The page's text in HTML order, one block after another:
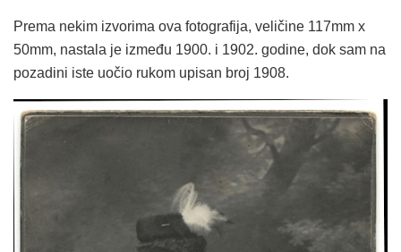
Prema nekim izvorima ova fotografija, veličine 117mm x
50mm, nastala je između 1900. i 1902. godine, dok sam na
pozadini iste uočio rukom upisan broj 1908.